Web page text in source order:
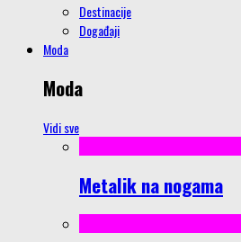
Destinacije
Događaji
Moda
Moda
Vidi sve
Metalik na nogama